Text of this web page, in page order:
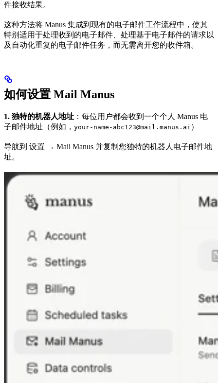
件接收结果。
这种方法将 Manus 集成到现有的电子邮件工作流程中，使其
特别适用于处理收到的电子邮件、处理基于电子邮件的请求以
及自动化重复的电子邮件任务，而无需离开您的收件箱。
如何设置 Mail Manus
1. 独特的机器人地址 ：每位用户都会收到一个个人 Manus 电
子邮件地址（例如， your-name-abc123@mail.manus.ai ）
导航到 设置 → Mail Manus 并复制您独特的机器人电子邮件地
址。